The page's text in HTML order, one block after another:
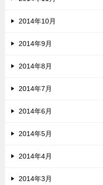
2014年10月
2014年9月
2014年8月
2014年7月
2014年6月
2014年5月
2014年4月
2014年3月